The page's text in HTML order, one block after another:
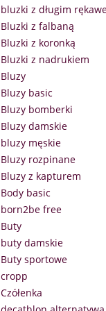
bluzki z długim
Bluzki z falbaną
Bluzki z koronką
Bluzki z nadrukiem
Bluzy
Bluzy basic
Bluzy bomberki
Bluzy damskie
bluzy męskie
Bluzy rozpinane
Bluzy z kapturem
Body basic
born2be free
Buty
buty damskie
Buty sportowe
cropp
Czółenka